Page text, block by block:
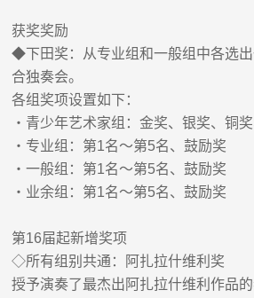
获奖奖励
◆下田奖：从专业组和一般组中各选
合独奏会。
各组奖项设置如下：
・青少年艺术家组：金奖、银奖、铜
・专业组：第1名～第5名、鼓励奖
・一般组：第1名～第5名、鼓励奖
・业余组：第1名～第5名、鼓励奖
第16届起新增奖项
◇所有组别共通：阿扎拉什维利奖
授予演奏了最杰出阿扎拉什维利作品